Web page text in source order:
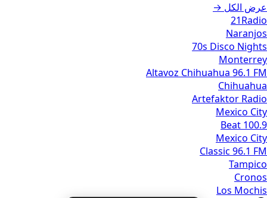
عرض الكل →
21Radio
Naranjos
70s Disco Nights
Monterrey
Altavoz Chihuahua 96.1 FM
Chihuahua
Artefaktor Radio
Mexico City
Beat 100.9
Mexico City
Classic 96.1 FM
Tampico
Cronos
Los Mochis